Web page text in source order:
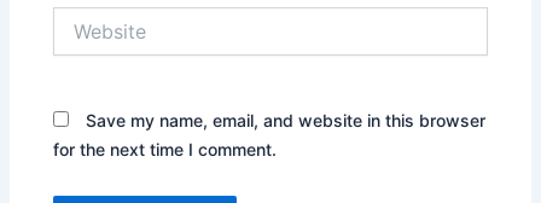
Save my name, email, and website in this browser
for the next time I comment.